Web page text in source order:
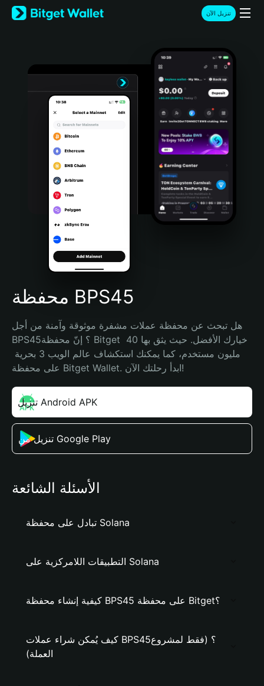
English
日本語
Türkçe
Português (Portugal)
Bahasa Indonesia
Português (Brasil)
Español (Argentina)
تنزيل الآن
محفظة BPS45
هل تبحث عن محفظة عملات مشفرة موثوقة وآمنة من أجل
BPS45؟ إنّ محفظة Bitget خيارك الأفضل. حيث يثق بها 40
على محفظة Bitget Wallet. ابدأ رحلتك الآن!
تنزيل Android APK
تنزيل من Google Play
الأسئلة الشائعة
تبادل على محفظة Solana
التطبيقات اللامركزية على Solana
كيفية إنشاء محفظة BPS45 على محفظة Bitget؟
كيف يُمكن شراء عملات BPS45؟ (فقط لمشروع
العملة)